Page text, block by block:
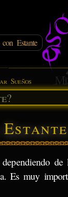
Estante
Sueños
Es muy